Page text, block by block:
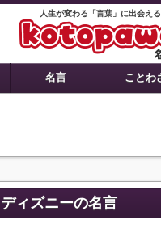
人生が変わる「言葉」に出会える
名言 ことわ
ィズニーの名言